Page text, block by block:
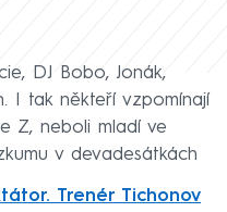
DJ Bobo, Jonák,
I tak někteří vzpomínají
Z, neboli mladí ve
v devadesátkách
Trenér Tichonov